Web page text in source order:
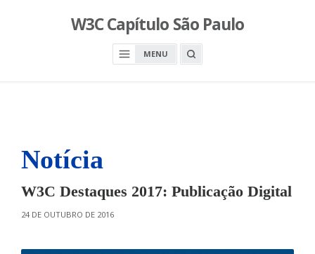
W3C Capítulo São Paulo
MENU
O
Notícia
W3C Destaques 2017: Publicação Digital
O
24 DE OUTUBRO DE 2016